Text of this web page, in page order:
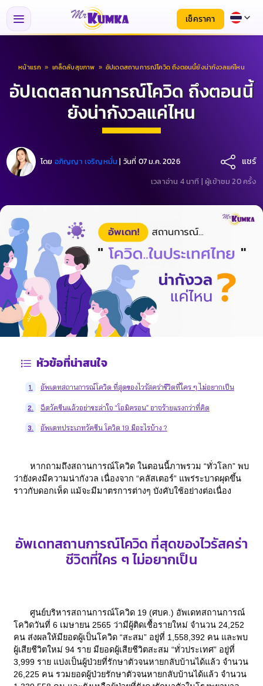
เช็คราคา
หน้าแรก » เคล็ดลับสุขภาพ » อัปเดตสถานการณ์โควิด ถึงตอนนี้ยังน่ากังวลแค่ไหน
อัปเดตสถานการณ์โควิด ถึงตอนนี้
ยังน่ากังวลแค่ไหน
โดย อภิญญา เจริญหมั่น | วันที่ 07 ม.ค. 2026 แชร์
เวลาอ่าน 4 นาที | ผู้เข้าชม 20 ครั้ง
หัวข้อที่น่าสนใจ
1. อัพเดทสถานการณ์โควิด ที่สุดของไวรัสคร่าชีวิตที่ใคร ๆ ไม่อยากเป็น
2. ฉีดวัคซีนแล้วอย่าชะล่าใจ “โอมิครอน” อาจร้ายแรงกว่าที่คิด
3. อัพเดทประเภทวัคซีน โควิด 19 มีอะไรบ้าง ?
หากถามถึงสถานการณ์โควิด ในตอนนี้ภาพรวม “ทั่วโลก”​ พบ
ว่ายังคงมีความน่ากังวล เนื่องจาก “คลัสเตอร์” แพร่ระบาดผุดขึ้น
ราวกับดอกเห็ด แม้จะมีมาตรการต่างๆ บังคับใช้อย่างต่อเนื่อง
อัพเดทสถานการณ์โควิด ที่สุดของไวรัสคร่า
ชีวิตที่ใคร ๆ ไม่อยากเป็น
ศูนย์บริหารสถานการณ์โควิด 19 (ศบค.) อัพเดทสถานการณ์
โควิดวันที่ 6 เมษายน 2565 ว่ามีผู้ติดเชื้อรายใหม่ จำนวน 24,252
คน ส่งผลให้มียอดผู้เป็นโควิด “สะสม” อยู่ที่ 1,558,392 คน และพบ
ผู้เสียชีวิตใหม่ 94 ราย มียอดผู้เสียชีวิตสะสม “ทั่วประเทศ” อยู่ที่
3,999 ราย แบ่งเป็นผู้ป่วยที่รักษาตัวจนหายกลับบ้านได้แล้ว จำนวน
26,225 คน รวมยอดผู้ป่วยรักษาตัวจนหายกลับบ้านได้แล้ว จำนวน